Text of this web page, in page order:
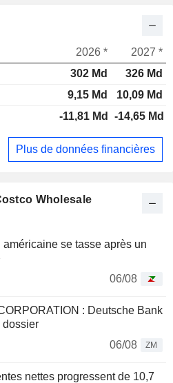
Wholesale
se tasse après un
06/08
: Deutsche Bank
dossier
06/08
ZM
nettes progressent de 10,7
2026 *
2027 *
302 Md
326 Md
9,15 Md
10,09 Md
-11,81 Md -14,65 Md
Plus de données financières